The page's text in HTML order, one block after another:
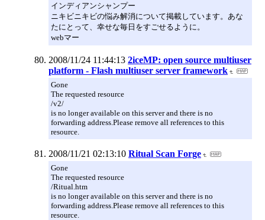
インディアンシャンプー
ニキビニキビの悩み解消について掲載しています。あな
たにとって、幸せな毎日をすごせるように。
webマー
2008/11/24 11:44:13 2iceMP: open source multiuser
platform - Flash multiuser server framework
Gone
The requested resource
/v2/
is no longer available on this server and there is no
forwarding address.Please remove all references to this
resource.
2008/11/21 02:13:10 Ritual Scan Forge
Gone
The requested resource
/Ritual.htm
is no longer available on this server and there is no
forwarding address.Please remove all references to this
resource.